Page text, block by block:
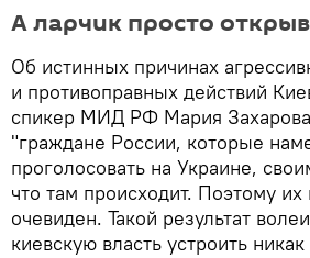
А ларчик просто
Об истинных причинах
и противоправных действий
спикер МИД РФ Мария
"граждане России, которые
проголосовать на Украине,
что там происходит. Поэтому
очевиден. Такой результат
киевскую власть устроить